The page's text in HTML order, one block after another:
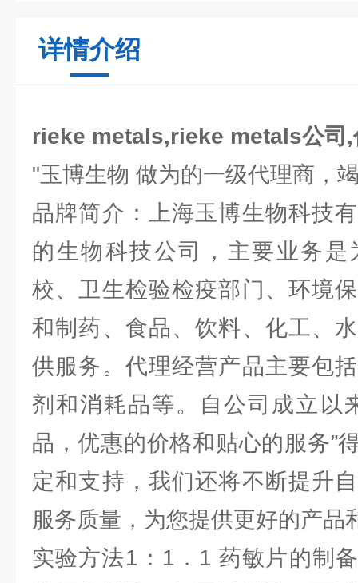
详情介绍
rieke metals,rieke metals公司,
"玉博生物 做为的一级代理商，
品牌简介：上海玉博生物科技
的生物科技公司，主要业务
校、卫生检验检疫部门、环境
和制药、食品、饮料、化工、
供服务。代理经营产品主要包
剂和消耗品等。自公司成立以
品，优惠的价格和贴心的服务”
定和支持，我们还将不断提升
服务质量，为您提供更好的产品
实验方法1：1．1 药敏片的制